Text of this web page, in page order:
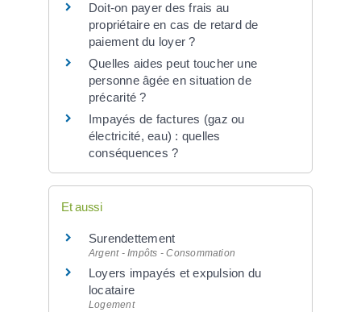
Doit-on payer des frais au
propriétaire en cas de retard de
paiement du loyer ?
Quelles aides peut toucher une
personne âgée en situation de
précarité ?
Impayés de factures (gaz ou
électricité, eau) : quelles
conséquences ?
Et aussi
Surendettement
Argent - Impôts - Consommation
Loyers impayés et expulsion du
locataire
Logement